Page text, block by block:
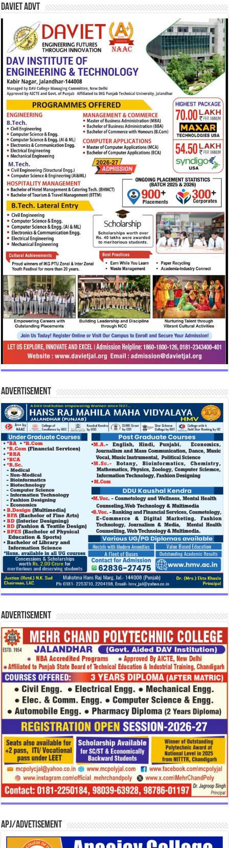
DAVIET Advt
Advertisement
Advertisement
APJ/Advetisement